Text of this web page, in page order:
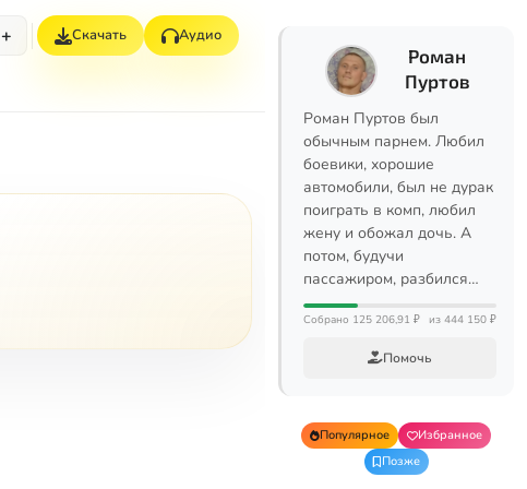
+ Скачать Аудио
Роман
Пуртов
Роман Пуртов был
обычным парнем. Любил
боевики, хорошие
автомобили, был не дурак
поиграть в комп, любил
жену и обожал дочь. А
потом, будучи
пассажиром, разбился…
Собрано 125 206,91 ₽ из 444 150 ₽
Помочь
Популярное
Избранное
Позже